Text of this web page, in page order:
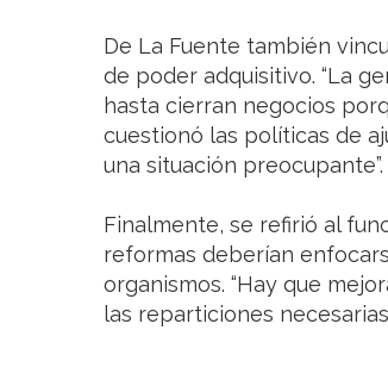
De La Fuente también
de poder adquisitivo. “La
hasta cierran negocios
cuestionó las políticas de
una situación preocupante”.
Finalmente, se refirió al
reformas deberían
organismos. “Hay que
las reparticiones